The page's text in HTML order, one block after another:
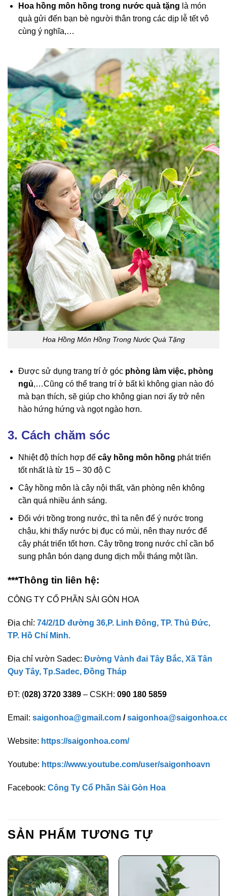
Hoa hồng môn hồng trong nước quà tặng là món
quà gửi đến bạn bè người thân trong các dịp lễ tết vô
cùng ý nghĩa,…
Hoa Hồng Môn Hồng Trong Nước Quà Tặng
Được sử dụng trang trí ở góc phòng làm việc, phòng
ngủ,…Cũng có thể trang trí ở bất kì không gian nào đó
mà bạn thích, sẽ giúp cho không gian nơi ấy trở nên
hào hứng hứng và ngọt ngào hơn.
3. Cách chăm sóc
Nhiệt độ thích hợp để cây hồng môn hồng phát triển
tốt nhất là từ 15 – 30 độ C
Cây hồng môn là cây nội thất, văn phòng nên không
cần quá nhiều ánh sáng.
Đối với trồng trong nước, thì ta nên để ý nước trong
chậu, khi thấy nước bị đục có mùi, nên thay nước để
cây phát triển tốt hơn. Cây trồng trong nước chỉ cần bổ
sung phân bón dạng dung dịch mỗi tháng một lần.
***Thông tin liên hệ:
CÔNG TY CỔ PHẦN SÀI GÒN HOA
Địa chỉ: 74/2/1D đường 36,P. Linh Đông, TP. Thủ Đức,
TP. Hồ Chí Minh.
Địa chỉ vườn Sadec: Đường Vành đai Tây Bắc, Xã Tân
Quy Tây, Tp.Sadec, Đồng Tháp
ĐT: (028) 3720 3389 – CSKH: 090 180 5859
Email: saigonhoa@gmail.com /
Website: https://saigonhoa.com/
Youtube: https://www.youtube.com/user/saigonhoavn
Facebook: Công Ty Cổ Phần Sài Gòn Hoa
SẢN PHẨM TƯƠNG TỰ